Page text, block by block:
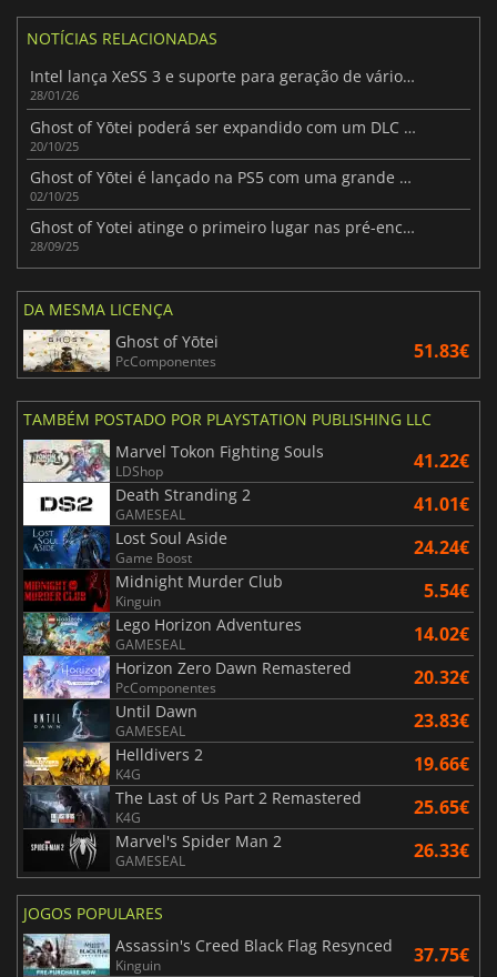
NOTÍCIAS RELACIONADAS
Intel lança XeSS 3 e suporte para geração de vários quadros no novo driver Arc
28/01/26
Ghost of Yōtei poderá ser expandido com um DLC de história no futuro
20/10/25
Ghost of Yōtei é lançado na PS5 com uma grande correção de dia um
02/10/25
Ghost of Yotei atinge o primeiro lugar nas pré-encomendas mundiais antes do lançamento
28/09/25
DA MESMA LICENÇA
Ghost of Yōtei
PcComponentes 51.83€
TAMBÉM POSTADO POR PLAYSTATION PUBLISHING LLC
Marvel Tokon Fighting Souls
LDShop 41.22€
Death Stranding 2
GAMESEAL 41.01€
Lost Soul Aside
Game Boost 24.24€
Midnight Murder Club
Kinguin 5.54€
Lego Horizon Adventures
GAMESEAL 14.02€
Horizon Zero Dawn Remastered
PcComponentes 20.32€
Until Dawn
GAMESEAL 23.83€
Helldivers 2
K4G 19.66€
The Last of Us Part 2 Remastered
K4G 25.65€
Marvel's Spider Man 2
GAMESEAL 26.33€
JOGOS POPULARES
Assassin's Creed Black Flag Resynced
Kinguin 37.75€